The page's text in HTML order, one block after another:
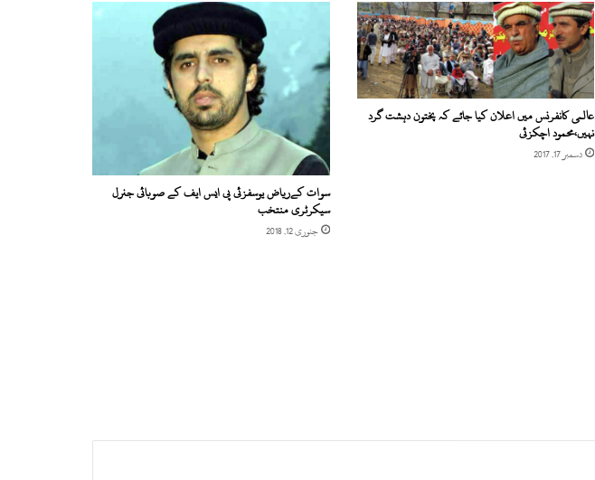
عالمی کانفرنس میں اعلان کیا جائے کہ پختون دہشت گرد
نہیں،محمود اچکزئی
دسمبر 17, 2017
سوات کےریاض یوسفزئی پی ایس ایف کے صوبائی جنرل
سیکرٹری منتخب
جنوری 12, 2018